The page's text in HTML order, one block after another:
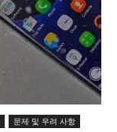
문제 및 우려 사항